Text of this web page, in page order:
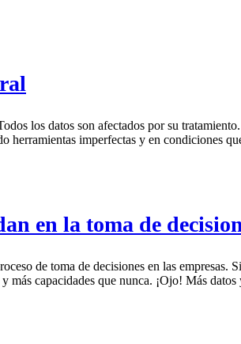
los datos son afectados por su
herramientas imperfectas y en condiciones
en la toma de
de toma de decisiones en las
más capacidades que nunca. ¡Ojo! Más datos